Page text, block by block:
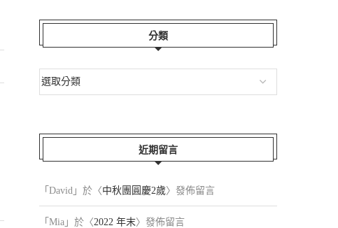
分類
近期留言
「 David 」於〈中秋團圓慶2歲〉發佈留言
「 Mia 」於〈2022 年末〉發佈留言